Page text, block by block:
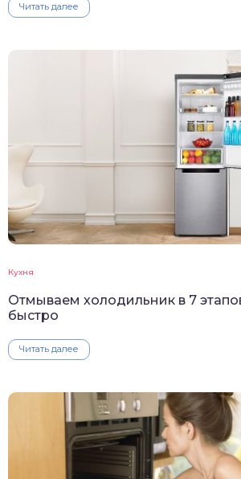
Читать далее
Кухня
Отмываем холодильник в 7
быстро
Читать далее